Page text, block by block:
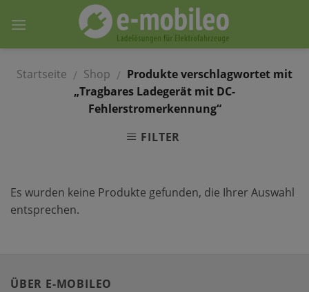
Startseite / Shop / Produkte verschlagwortet mit
„Tragbares Ladegerät mit DC-
Fehlerstromerkennung“
FILTER
Es wurden keine Produkte gefunden, die Ihrer Auswahl
entsprechen.
ÜBER E-MOBILEO